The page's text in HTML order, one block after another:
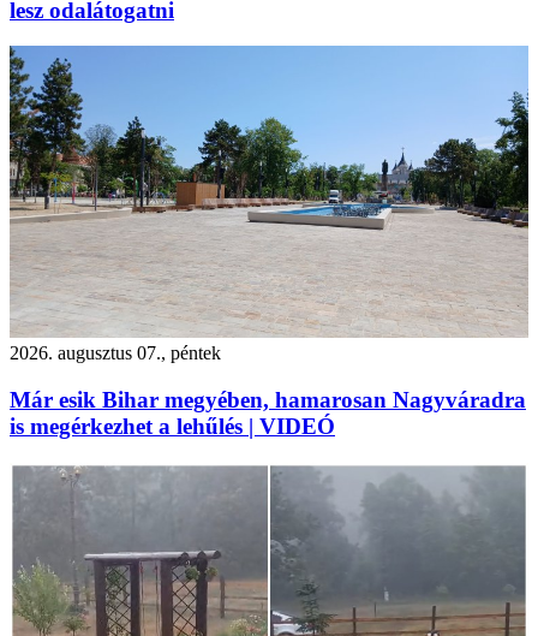
lesz odalátogatni
2026. augusztus 07., péntek
Már esik Bihar megyében, hamarosan Nagyváradra
is megérkezhet a lehűlés | VIDEÓ